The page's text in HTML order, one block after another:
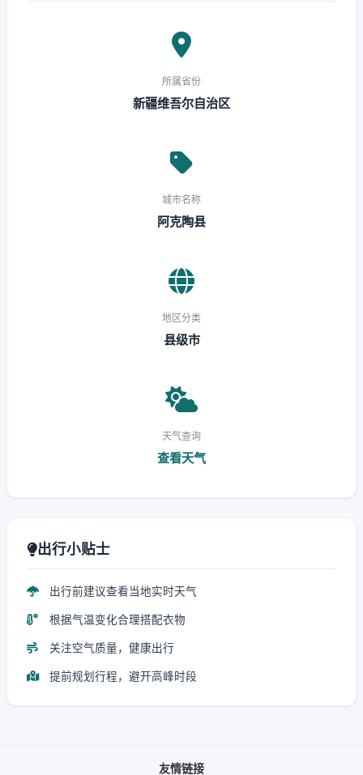
所属省份
新疆维吾尔自治区
城市名称
阿克陶县
地区分类
县级市
天气查询
查看天气
出行小贴士
出行前建议查看当地实时天气
根据气温变化合理搭配衣物
关注空气质量，健康出行
提前规划行程，避开高峰时段
友情链接